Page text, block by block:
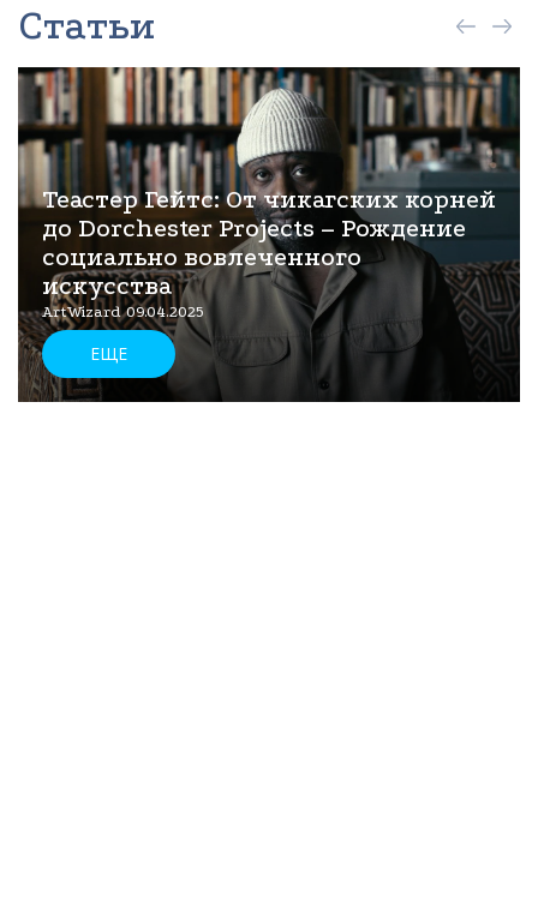
Статьи
Теастер Гейтс: От чикагских корней
до Dorchester Projects – Рождение
социально вовлеченного
искусства
ArtWizard 09.04.2025
ЕЩЕ